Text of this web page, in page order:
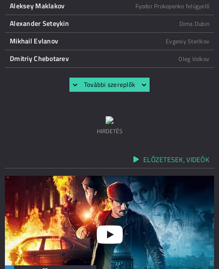
Aleksey Maklakov Fyodor Prokopenko felügyelő
Alexander Seteykin Dima Dubin
Mikhail Evlanov Evgeniy Sterlkov
Dmitriy Chebotarev Oleg Volkov
További szereplők
HIRDETÉS
ELŐZETESEK, VIDEÓK